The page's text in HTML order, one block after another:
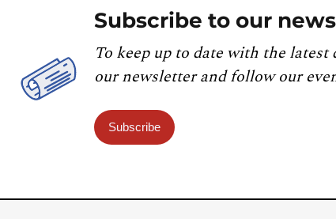
Subscribe to our
To keep up to date with the
our newsletter and follow our
Subscribe